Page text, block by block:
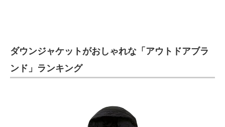
ダウンジャケットがおしゃれな「アウトドアブラ
ンド」ランキング